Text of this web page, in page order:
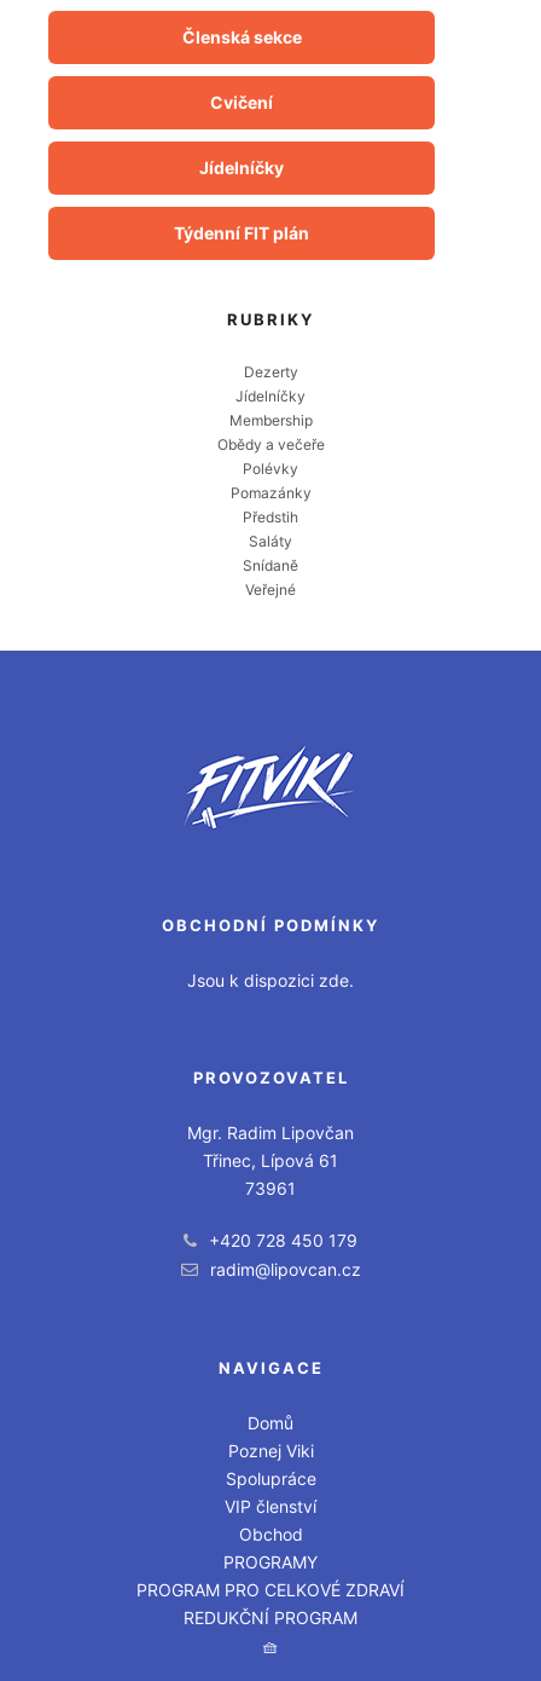
Členská sekce
Cvičení
Jídelníčky
Týdenní FIT plán
RUBRIKY
Dezerty
Jídelníčky
Membership
Obědy a večeře
Polévky
Pomazánky
Předstih
Saláty
Snídaně
Veřejné
OBCHODNÍ PODMÍNKY
Jsou k dispozici zde.
PROVOZOVATEL
Mgr. Radim Lipovčan
Třinec, Lípová 61
73961
+420 728 450 179
radim@lipovcan.cz
NAVIGACE
Domů
Poznej Viki
Spolupráce
VIP členství
Obchod
PROGRAMY
PROGRAM PRO CELKOVÉ ZDRAVÍ
REDUKČNÍ PROGRAM
🧺